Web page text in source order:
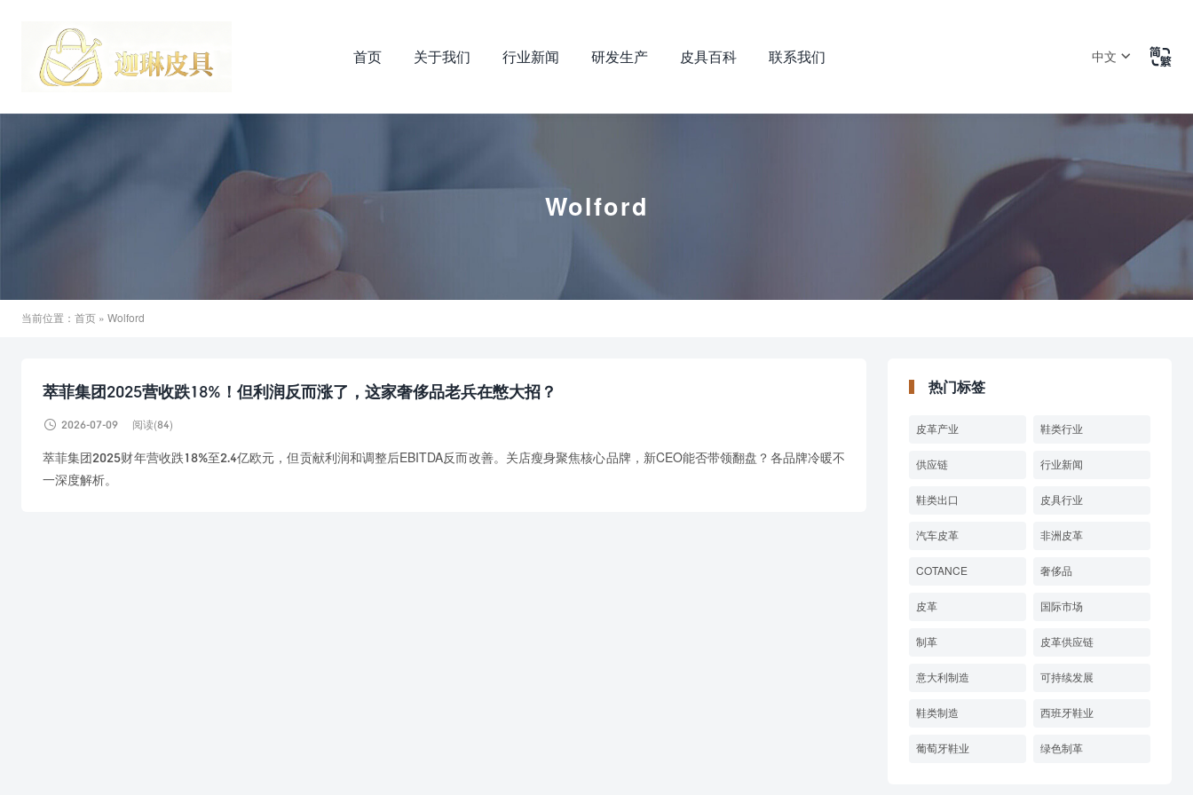

中文
首页 关于我们 行业新闻 研发生产 皮具百科 联系我们
Wolford
当前位置： 首页 » Wolford
萃菲集团2025营收跌18%！但利润反而涨了，这家奢侈品老兵在憋大招？
 2026-07-09 阅读(84)
萃菲集团2025财年营收跌18%至2.4亿欧元，但贡献利润和调整后EBITDA反而改善。关店瘦身聚焦核心品牌，新CEO能否带领翻盘？各品牌冷暖不
一深度解析。
热门标签
皮革产业 鞋类行业
供应链 行业新闻
鞋类出口 皮具行业
汽车皮革 非洲皮革
COTANCE 奢侈品
皮革 国际市场
制革 皮革供应链
意大利制造 可持续发展
鞋类制造 西班牙鞋业
葡萄牙鞋业 绿色制革